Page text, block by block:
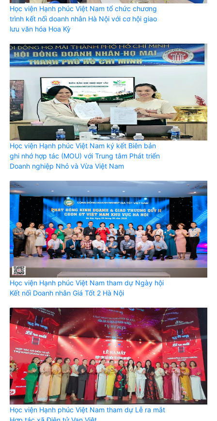
Học viện Hạnh phúc Việt Nam tổ chức chương
trình kết nối doanh nhân Hà Nội với cơ hội giao
lưu văn hóa Hoa Kỳ
Học viện Hạnh phúc Việt Nam ký kết Biên bản
ghi nhớ hợp tác (MOU) với Trung tâm Phát triển
Doanh nghiệp Nhỏ và Vừa Việt Nam
Học viện Hạnh phúc Việt Nam tham dự Ngày hội
Kết nối Doanh nhân Giá Tốt 2 Hà Nội
Học viện Hạnh phúc Việt Nam tham dự Lễ ra mắt